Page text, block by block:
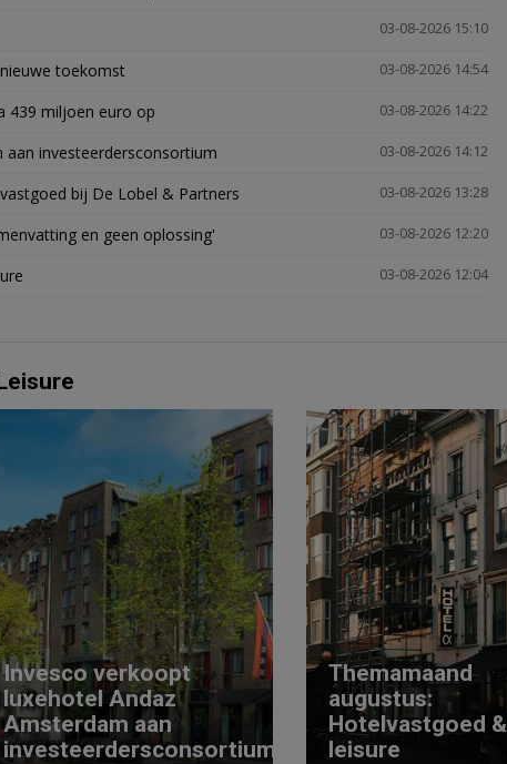
03-08-2026 15:10
03-08-2026 14:54
toekomst
03-08-2026 14:22
439 miljoen euro op
03-08-2026 14:12
investeerdersconsortium
03-08-2026 13:28
bij De Lobel & Partners
03-08-2026 12:20
en geen oplossing'
03-08-2026 12:04
Invesco verkoopt
luxehotel Andaz
Amsterdam aan
investeerdersconsortium
Themamaand
augustus:
Hotelvastgoed &
leisure